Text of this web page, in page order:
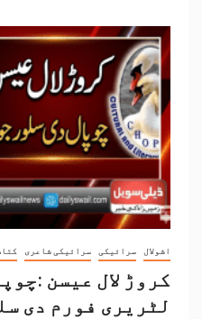
اشولال سرائیکی سرائیکی شاعری
کروڑ لال عیسن
لٹریری فورم دی